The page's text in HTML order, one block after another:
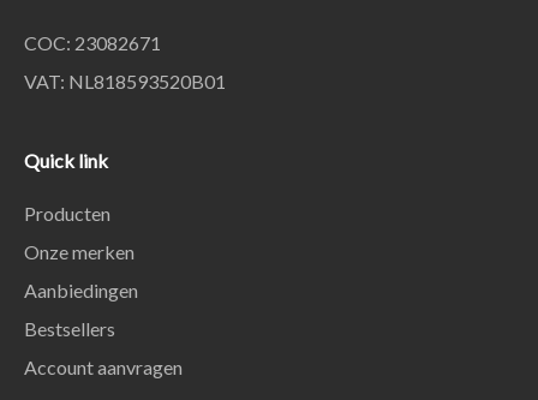
COC: 23082671
VAT: NL818593520B01
Quick link
Producten
Onze merken
Aanbiedingen
Bestsellers
Account aanvragen